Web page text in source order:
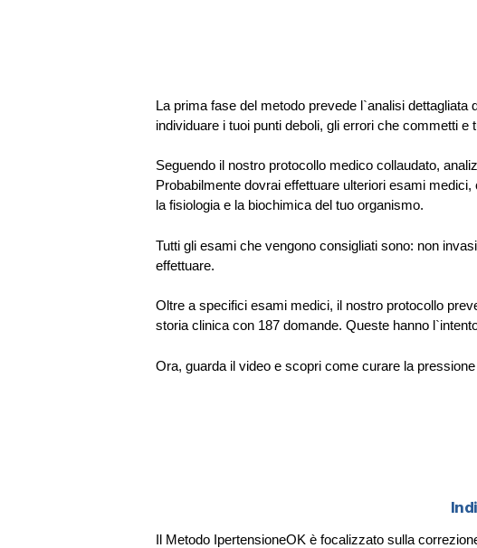
La prima fase del metodo prevede l`analisi
individuare i tuoi punti deboli, gli errori che commetti
Seguendo il nostro protocollo medico collaudato,
Probabilmente dovrai effettuare ulteriori esami
la fisiologia e la biochimica del tuo organismo.
Tutti gli esami che vengono consigliati sono: non
effettuare.
Oltre a specifici esami medici, il nostro protocollo
storia clinica con 187 domande. Queste hanno
Ora, guarda il video e scopri come curare la
Il Metodo IpertensioneOK è focalizzato sulla